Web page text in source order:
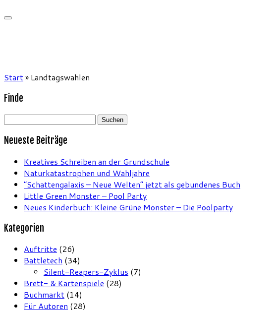
Start» Landtagswahlen
Finde
Suchen
Neueste Beiträge
Kreatives Schreiben an der Grundschule
Naturkatastrophen und Wahljahre
“Schattengalaxis – Neue Welten” jetzt als gebundenes Buch
Little Green Monster – Pool Party
Neues Kinderbuch: Kleine Grüne Monster – Die Poolparty
Kategorien
Auftritte (26)
Battletech (34)
Silent-Reapers-Zyklus (7)
Brett- & Kartenspiele (28)
Buchmarkt (14)
Für Autoren (28)